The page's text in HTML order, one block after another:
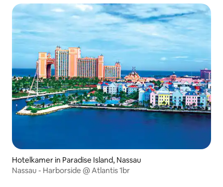
Hotelkamer in Paradise Island, Nassau
Nassau - Harborside @ Atlantis 1br